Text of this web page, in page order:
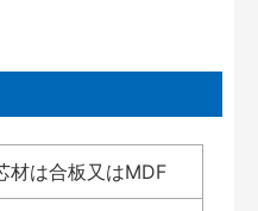
材は合板又はMDF